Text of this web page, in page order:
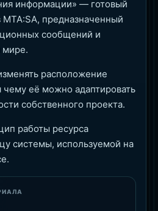
информации» — готовый
предназначенный
сообщений и
мире.
расположение
чему её можно адаптировать
собственного проекта.
работы ресурса
системы, используемой на